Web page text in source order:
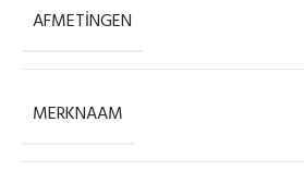
AFMETINGEN
MERKNAAM